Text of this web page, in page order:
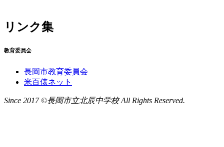
リンク集
教育委員会
長岡市教育委員会
米百俵ネット
Since 2017 ©長岡市立北辰中学校 All Rights Reserved.